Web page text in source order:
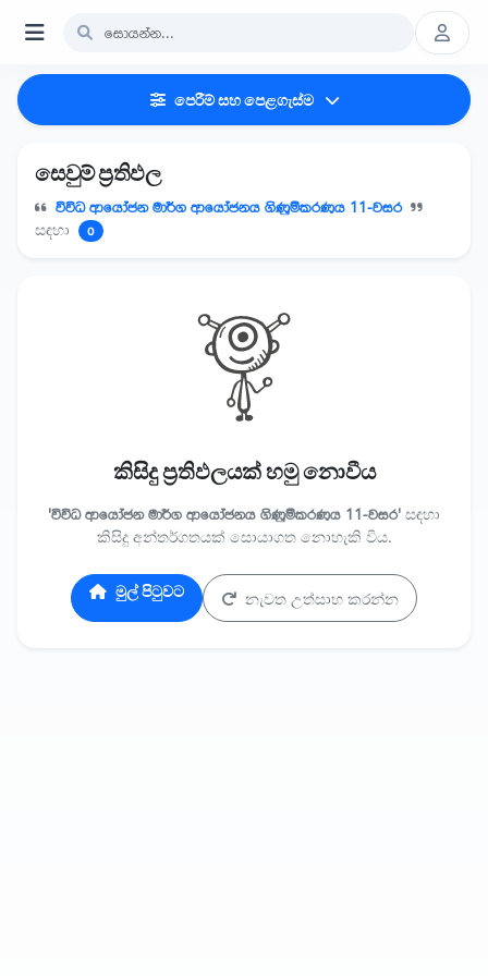
පෙරීම් සහ පෙළගැස්ම
සෙවුම් ප්‍රතිඵල
විවිධ ආයෝජන මාර්ග ආයෝජනය ගිණුම්කරණය 11-වසර
සඳහා 0
කිසිදු ප්‍රතිඵලයක් හමු නොවීය
'විවිධ ආයෝජන මාර්ග ආයෝජනය ගිණුම්කරණය 11-වසර' සඳහා
කිසිදු අන්තර්ගතයක් සොයාගත නොහැකි විය.
මුල් පිටුවට නැවත උත්සාහ කරන්න